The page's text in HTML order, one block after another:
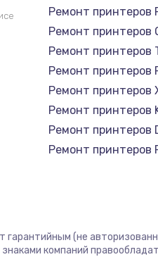
Ремонт принтеров
Ремонт принтеров
Ремонт принтеров
Ремонт принтеров
Ремонт принтеров
Ремонт принтеров
Ремонт принтеров
Ремонт принтеров
Ремонт принтеров
гарантийным (не
компаний